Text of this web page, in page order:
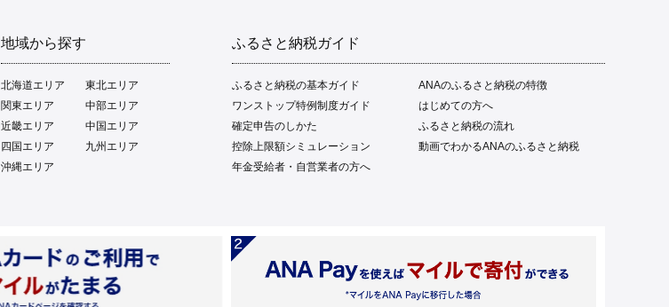
地域から探す
北海道エリア
東北エリア
関東エリア
中部エリア
近畿エリア
中国エリア
四国エリア
九州エリア
沖縄エリア
ふるさと納税ガイド
ふるさと納税の基本ガイド
ANAのふるさと納税の特徴
ワンストップ特例制度ガイド
はじめての方へ
確定申告のしかた
ふるさと納税の流れ
控除上限額シミュレーション
動画でわかるANAのふるさと納税
年金受給者・自営業者の方へ